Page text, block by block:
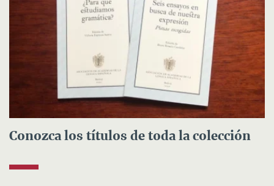
Conozca los títulos de toda la colección